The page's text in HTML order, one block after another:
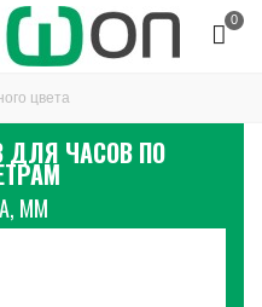
0
цвета
ДЛЯ ЧАСОВ ПО
ММ